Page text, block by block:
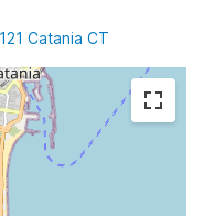
Catania CT